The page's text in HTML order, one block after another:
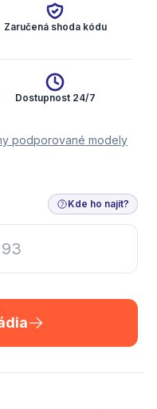
Zaručená shoda kódu
Dostupnost 24/7
podporované modely
Kde ho najít?